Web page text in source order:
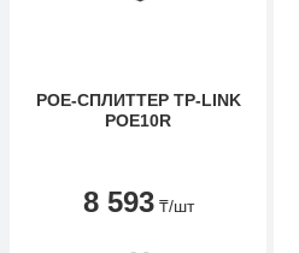
POE-СПЛИТТЕР TP-LINK
POE10R
8 593 ₸/шт